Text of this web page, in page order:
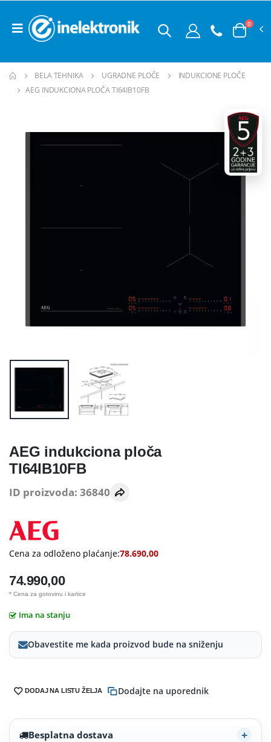
0
BELA TEHNIKA UGRADNE PLOČE
INDUKCIONE PLOČE
AEG INDUKCIONA PLOČA TI64IB10FB
AEG indukciona ploča
TI64IB10FB
ID proizvoda: 36840
Cena za odloženo plaćanje:78.690,00
74.990,00
* Cena za gotovinu i kartice
Ima na stanju
Obavestite me kada proizvod bude na sniženju
DODAJ NA LISTU ŽELJA Dodajte na uporednik
Besplatna dostava